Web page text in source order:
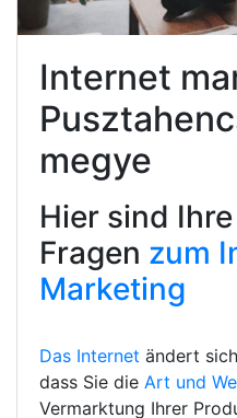
Internet
megye
Hier sind
Fragen zum
Marketing
Das Internet ändert
dass Sie die Art und
Vermarktung Ihrer